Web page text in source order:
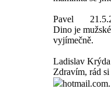
Pavel
Dino je
vyjímečně.
Ladislav Krýda
Zdravím, rád